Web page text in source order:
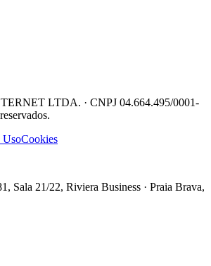
LTDA. · CNPJ 04.664.495/0001-
UsoCookies
Sala 21/22, Riviera Business · Praia Brava,